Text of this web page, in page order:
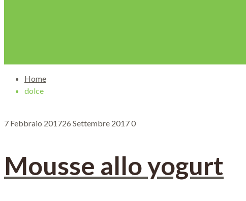
Home
dolce
7 Febbraio 201726 Settembre 20170
Mousse allo yogurt